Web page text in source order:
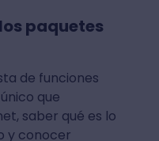
paquetes
de funciones
que
saber qué es lo
y conocer